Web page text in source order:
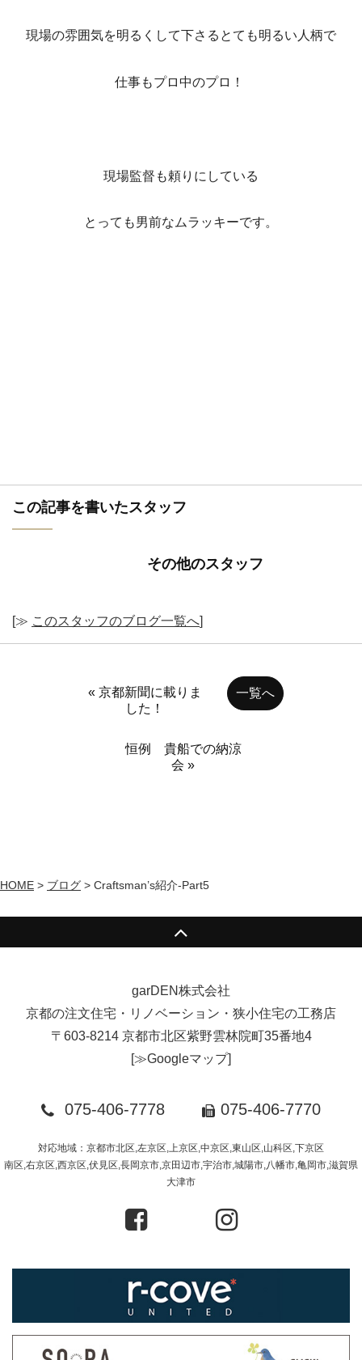
現場の雰囲気を明るくして下さるとても明るい人柄で
仕事もプロ中のプロ！
現場監督も頼りにしている
とっても男前なムラッキーです。
この記事を書いたスタッフ
その他のスタッフ
[≫ このスタッフのブログ一覧へ]
« 京都新聞に載りま
した！
一覧へ
恒例 貴船での納涼
会 »
HOME > ブログ > Craftsman’s紹介-Part5
garDEN株式会社
京都の注文住宅・リノベーション・狭小住宅の工務店
〒603-8214 京都市北区紫野雲林院町35番地4
[≫Googleマップ]
075-406-7778 075-406-7770
対応地域：京都市北区,左京区,上京区,中京区,東山区,山科区,下京区
南区,右京区,西京区,伏見区,長岡京市,京田辺市,宇治市,城陽市,八幡市,亀岡市,滋賀県
大津市